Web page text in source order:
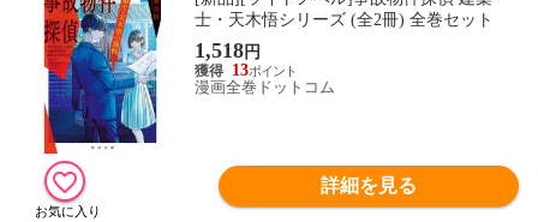
士・天木悟シリーズ (全2冊) 全巻セット
1,518円
13
漫画全巻ドットコム
詳細を見る